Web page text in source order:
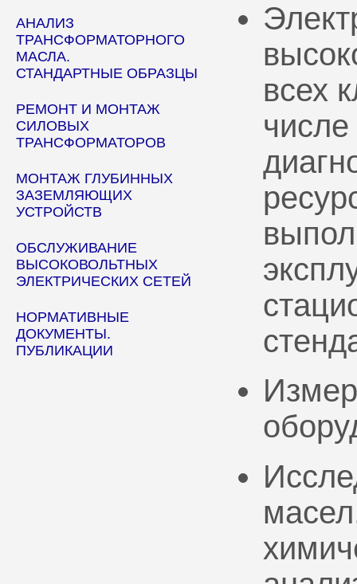
АНАЛИЗ
ТРАНСФОРМАТОРНОГО
МАСЛА.
СТАНДАРТНЫЕ ОБРАЗЦЫ
РЕМОНТ И МОНТАЖ
СИЛОВЫХ
ТРАНСФОРМАТОРОВ
МОНТАЖ ГЛУБИННЫХ
ЗАЗЕМЛЯЮЩИХ
УСТРОЙСТВ
ОБСЛУЖИВАНИЕ
ВЫСОКОВОЛЬТНЫХ
ЭЛЕКТРИЧЕСКИХ СЕТЕЙ
НОРМАТИВНЫЕ
ДОКУМЕНТЫ.
ПУБЛИКАЦИИ
всех